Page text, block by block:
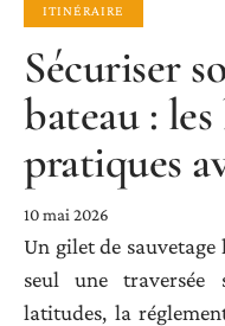
ITINÉRAIRE
Sécuriser
bateau :
pratiques
10 mai 2026
Un gilet de
seul une traversée
latitudes, la